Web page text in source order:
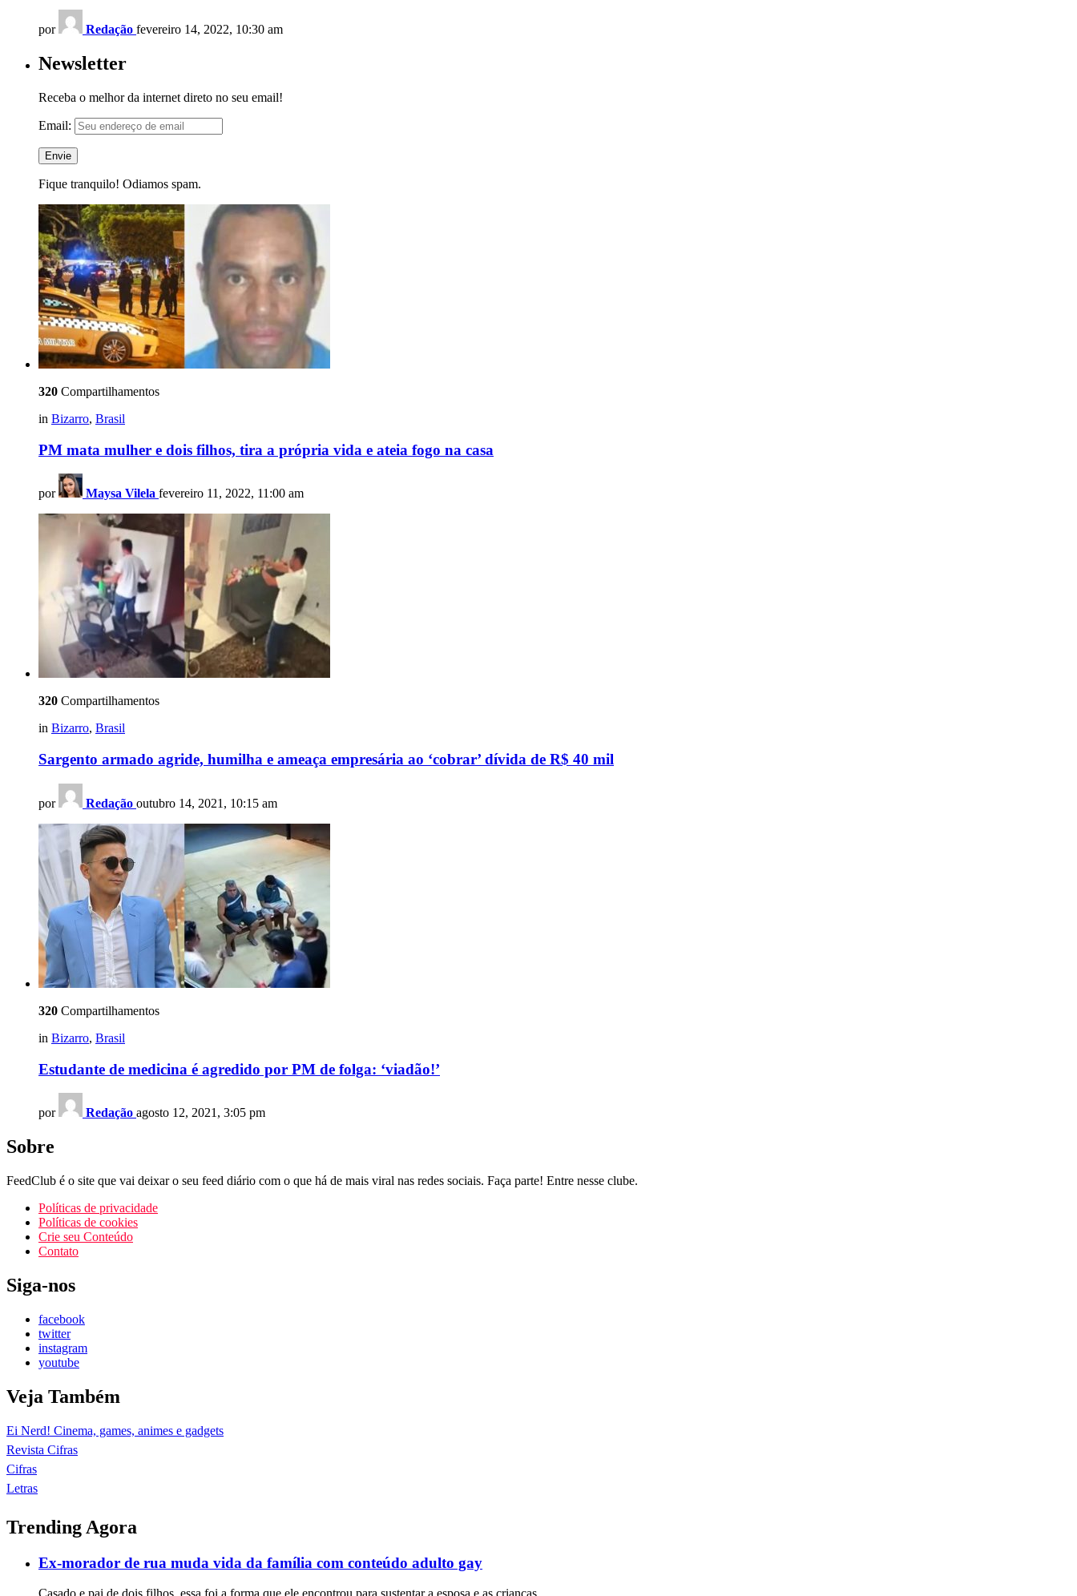
por Redação fevereiro 14, 2022, 10:30 am
Newsletter
Receba o melhor da internet direto no seu email!
Email:
Fique tranquilo! Odiamos spam.
320 Compartilhamentos
in Bizarro, Brasil
PM mata mulher e dois filhos, tira a própria vida e ateia fogo na casa
por Maysa Vilela fevereiro 11, 2022, 11:00 am
320 Compartilhamentos
in Bizarro, Brasil
Sargento armado agride, humilha e ameaça empresária ao ‘cobrar’ dívida de R$ 40 mil
por Redação outubro 14, 2021, 10:15 am
320 Compartilhamentos
in Bizarro, Brasil
Estudante de medicina é agredido por PM de folga: ‘viadão!’
por Redação agosto 12, 2021, 3:05 pm
Sobre
FeedClub é o site que vai deixar o seu feed diário com o que há de mais viral nas redes sociais. Faça parte! Entre nesse clube.
Políticas de privacidade
Políticas de cookies
Crie seu Conteúdo
Contato
Siga-nos
facebook
twitter
instagram
youtube
Veja Também
Ei Nerd! Cinema, games, animes e gadgets
Revista Cifras
Cifras
Letras
Trending Agora
Ex-morador de rua muda vida da família com conteúdo adulto gay